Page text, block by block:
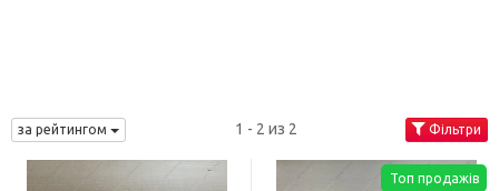
за рейтингом 1 - 2 из 2 Фільтри
Топ продажів